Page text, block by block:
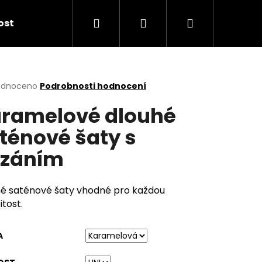
Hledat PřihlášeníNákupní
Podrobnosti hodnocení
dlouhé
šaty s
saténové šaty vhodné pro každou